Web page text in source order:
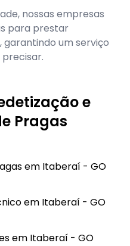
nossas empresas
para prestar
garantindo um serviço
e
Pragas
em Itaberaí - GO
em Itaberaí - GO
em Itaberaí - GO